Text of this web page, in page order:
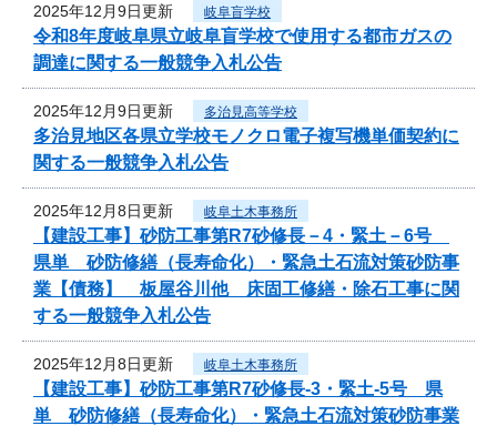
2025年12月9日更新 岐阜盲学校
令和8年度岐阜県立岐阜盲学校で使用する都市ガスの
調達に関する一般競争入札公告
2025年12月9日更新 多治見高等学校
多治見地区各県立学校モノクロ電子複写機単価契約に
関する一般競争入札公告
2025年12月8日更新 岐阜土木事務所
【建設工事】砂防工事第R7砂修長－4・緊土－6号
県単 砂防修繕（長寿命化）・緊急土石流対策砂防事
業【債務】 板屋谷川他 床固工修繕・除石工事に関
する一般競争入札公告
2025年12月8日更新 岐阜土木事務所
【建設工事】砂防工事第R7砂修長-3・緊土-5号 県
単 砂防修繕（長寿命化）・緊急土石流対策砂防事業